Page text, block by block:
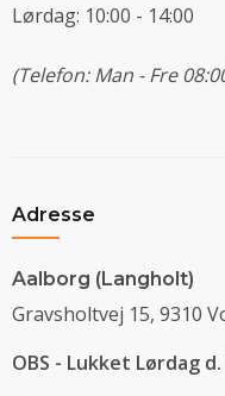
Lørdag: 10:00 - 14:00
(Telefon: Man - Fre
Adresse
Aalborg (Langholt)
Gravsholtvej 15, 9310
OBS - Lukket Lørdag